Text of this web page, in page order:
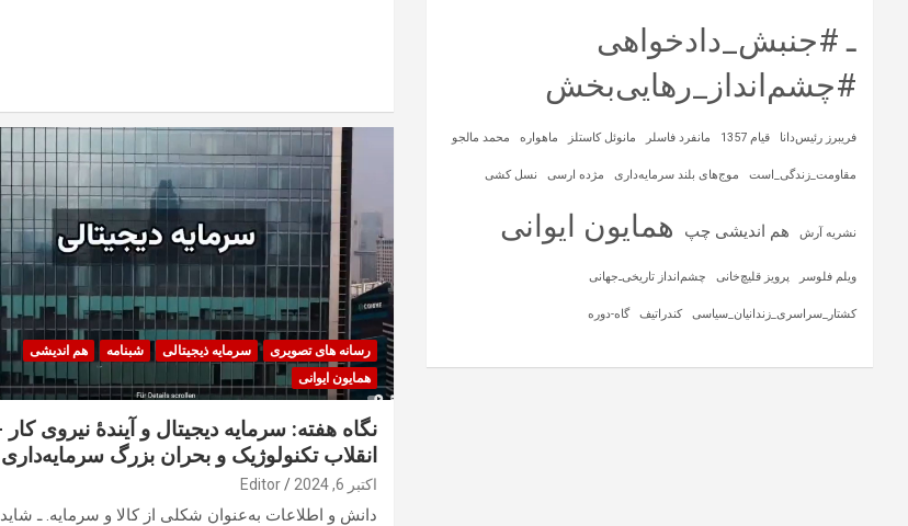
رسانه های تصویری سرمایه ذیجیتالی شبنامه
هم اندیشی
همایون ایوانی
انقلاب تکنولوژیک و بحران بزرگ سرمایه‌داری
اکتبر 6, 2024 Editor
دانش و اطلاعات به‌عنوان شکلی از کالا و سرمایه. ـ شاید
ـ #جنبش_دادخواهی
#چشم‌انداز_رهایی‌بخش
فریبرز رئیس‌دانا قیام 1357 مانفرد فاسلر مانوئل کاستلز ماهواره‌ محمد مالجو
مقاومت_زندگی_است موج‌های بلند سرمایه‌داری مژده ارسی نسل کشی
نشریه آرش هم اندیشی چپ همایون ایوانی
ویلم فلوسر پرویز قلیچ‌خانی چشم‌انداز تاریخی‌ـ‌جهانی
کشتار_سراسری_زندانیان_سیاسی کندراتیف گاه-دوره